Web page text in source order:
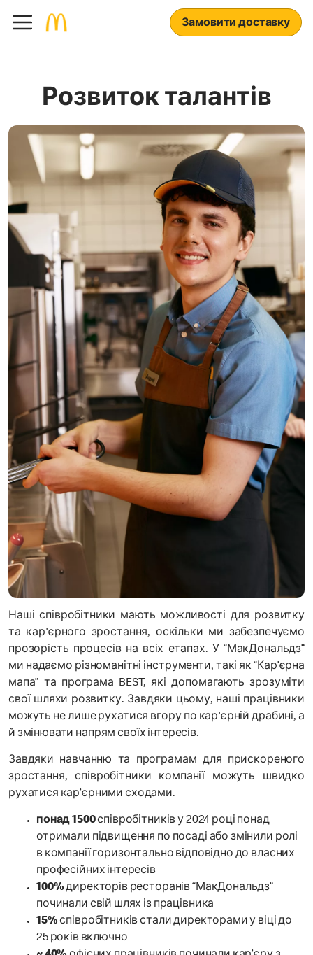
Замовити доставку
Розвиток талантів
Наші співробітники мають можливості для розвитку
та кар'єрного зростання, оскільки ми забезпечуємо
прозорість процесів на всіх етапах. У “МакДональдз”
ми надаємо різноманітні інструменти, такі як “Кар’єрна
мапа” та програма BEST, які допомагають зрозуміти
свої шляхи розвитку. Завдяки цьому, наші працівники
можуть не лише рухатися вгору по кар'єрній драбині, а
й змінювати напрям своїх інтересів.
Завдяки навчанню та програмам для прискореного
зростання, співробітники компанії можуть швидко
рухатися кар’єрними сходами.
понад 1500співробітників у 2024 році понад
отримали підвищення по посаді або змінили ролі
в компанії горизонтально відповідно до власних
професійних інтересів
100%директорів ресторанів “МакДональдз”
починали свій шлях із працівника
15%співробітників стали директорами у віці до
25 років включно